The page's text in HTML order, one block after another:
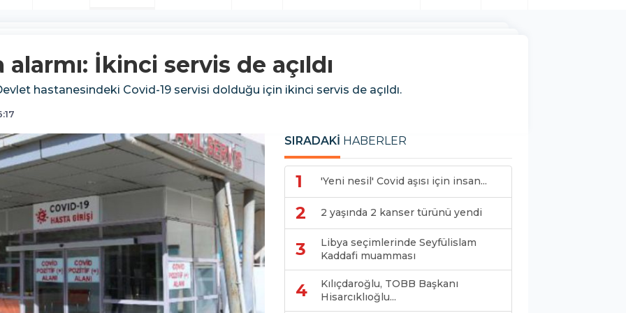
İkinci servis de açıldı
hastanesindeki Covid-19 servisi dolduğu için ikinci servis de açıldı.
SIRADAKİ HABERLER
1 'Yeni nesil' Covid aşısı için insan...
2 2 yaşında 2 kanser türünü yendi
3
Libya seçimlerinde Seyfülislam
Kaddafi muamması
4
Kılıçdaroğlu, TOBB Başkanı
Hisarcıklıoğlu...